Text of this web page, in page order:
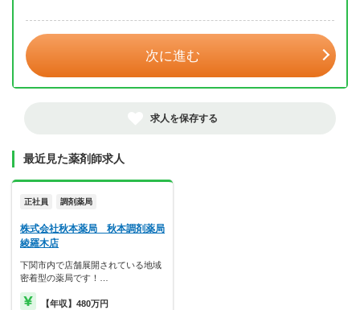
次に進む
求人を保存する
最近見た薬剤師求人
正社員 調剤薬局
株式会社秋本薬局 秋本調剤薬局
綾羅木店
下関市内で店舗展開されている地域
密着型の薬局です！…
【年収】480万円